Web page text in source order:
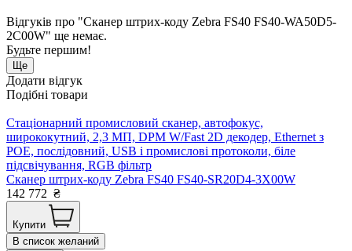
Відгуків про "Сканер штрих-коду Zebra FS40 FS40-WA50D5-
2C00W" ще немає.
Будьте першим!
Ще
Додати відгук
Подібні товари
Стаціонарний промисловий сканер, автофокус,
ширококутний, 2,3 МП, DPM W/Fast 2D декодер, Ethernet з
POE, послідовний, USB і промислові протоколи, біле
підсвічування, RGB фільтр
Сканер штрих-коду Zebra FS40 FS40-SR20D4-3X00W
142 772 ₴
Купити
В список желаний